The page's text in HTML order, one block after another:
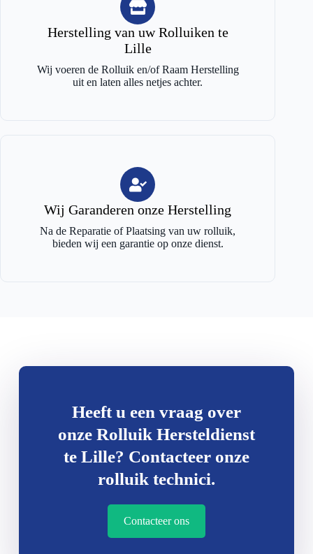
Herstelling van uw Rolluiken te
Lille
Wij voeren de Rolluik en/of Raam Herstelling
uit en laten alles netjes achter.
Wij Garanderen onze Herstelling
Na de Reparatie of Plaatsing van uw rolluik,
bieden wij een garantie op onze dienst.
Heeft u een vraag over
onze Rolluik Hersteldienst
te Lille? Contacteer onze
rolluik technici.
Contacteer ons